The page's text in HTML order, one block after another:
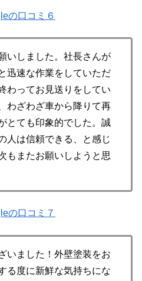
の口コミ６
いしました。社長さんが
迅速な作業をしていただ
わってお見送りをしてい
わざわざ車から降りて再
とても印象的でした。誠
人は信頼できる、と感じ
もまたお願いしようと思
の口コミ７
いました！外壁塗装をお
る度に新鮮な気持ちにな